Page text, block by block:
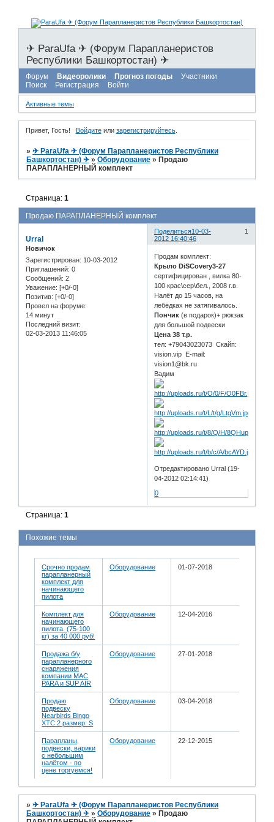
✈ ParaUfa ✈ (Форум Парапланеристов
Республики Башкортостан) ✈
Форум Видеоролики Прогноз погоды
Участники
Поиск
Регистрация Войти
Активные темы
Привет, Гость! Войдитеили зарегистрируйтесь.
»✈ ParaUfa ✈ (Форум Парапланеристов Республики
Башкортостан) ✈ »Оборудование » Продаю
ПАРАПЛАНЕРНЫЙ комплект
Продаю ПАРАПЛАНЕРНЫЙ комплект
Страница:1
Поделиться 1
10-03-
2012 16:40:46
Urral
Новичок
Зарегистрирован: 10-03-2012
Приглашений: 0
Сообщений: 2
Уважение: [+0/-0]
Позитив: [+0/-0]
Провел на форуме:
14 минут
Последний визит:
02-03-2013 11:46:05
Продам комплект:
Крыло DiSCovery3-27
сертифицирован , вилка 80-
100 крас\сер\бел., 2008 г.в.
Налёт до 15 часов, на
лебёдках не затягивалось.
Пончик(в подарок)+ рюкзак
для большой подвески
Цена 38 т.р.
тел: +79043023073 Скайп:
vision.vip E-mail:
vision1@bk.ru
Вадим
Отредактировано Urral (19-
04-2012 02:14:41)
0
Страница:1
Похожие темы
Срочно продам
парапланерный
комплект для
начинающего
пилота
Оборудование 01-07-2018
Комплект для
начинающего
пилота. (75-100
кг) за 40 000 руб!
Оборудование 12-04-2016
Продажа б/у
парапланерного
снаряжения
компании MAC
PARA и SUP AIR
Оборудование 27-01-2018
Продаю
подвеску
Nearbirds Bingo
XТC 2 размер: S
Оборудование 03-04-2018
Парапланы,
подвески, варики
с небольшим
налётом - по
цене торгуемся!
Оборудование 22-12-2015
»✈ ParaUfa ✈ (Форум Парапланеристов Республики
Башкортостан) ✈ »Оборудование » Продаю